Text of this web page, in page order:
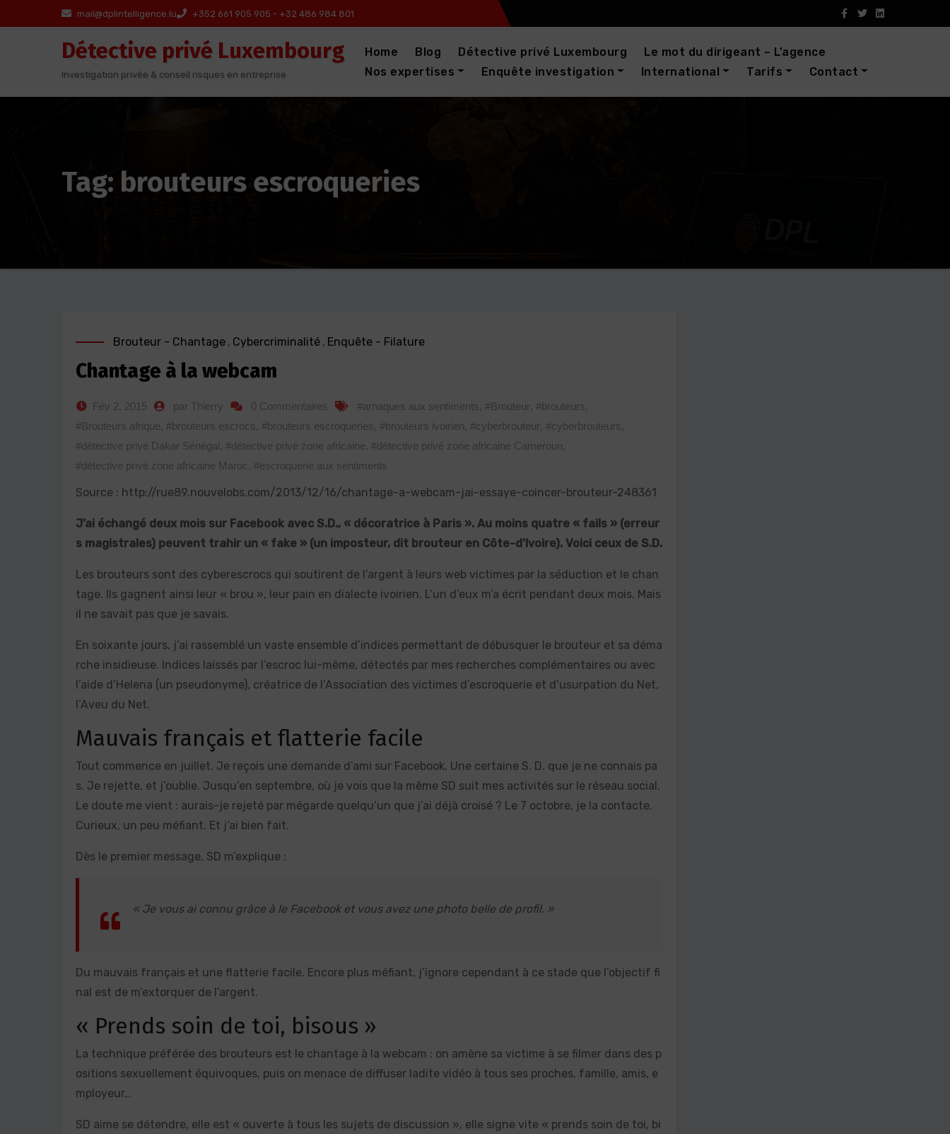
au
mail@dplintelligence.lu +352 661 905 905 - +32 486 984 801
Détective privé Luxembourg
Investigation privée & conseil risques en entreprise
Home Blog Détective privé Luxembourg
Le mot du dirigeant – L’agence
Nos expertises
Enquête investigation International Tarifs Contact
Tag: brouteurs escroqueries
Brouteur - Chantage , Cybercriminalité , Enquête - Filature
Chantage à la webcam
Fév 2, 2015 par Thierry 0 Commentaires #arnaques aux sentiments, #Brouteur, #brouteurs,
#Brouteurs afrique, #brouteurs escrocs, #brouteurs escroqueries, #brouteurs ivoirien, #cyberbrouteur, #cyberbrouteurs,
#détective privé Dakar Sénégal, #détective privé zone africaine, #détective privé zone africaine Cameroun,
#détective privé zone africaine Maroc, #escroquerie aux sentiments
Source : http://rue89.nouvelobs.com/2013/12/16/chantage-a-webcam-jai-essaye-coincer-brouteur-248361
J’ai échangé deux mois sur Facebook avec S.D., « décoratrice à Paris ». Au moins quatre « fails » (erreur
s magistrales) peuvent trahir un « fake » (un imposteur, dit brouteur en Côte-d’Ivoire). Voici ceux de S.D.
Les brouteurs sont des cyberescrocs qui soutirent de l’argent à leurs web victimes par la séduction et le chan
tage. Ils gagnent ainsi leur « brou », leur pain en dialecte ivoirien. L’un d’eux m’a écrit pendant deux mois. Mais
il ne savait pas que je savais.
En soixante jours, j’ai rassemblé un vaste ensemble d’indices permettant de débusquer le brouteur et sa déma
rche insidieuse. Indices laissés par l’escroc lui-même, détectés par mes recherches complémentaires ou avec
l’aide d’Helena (un pseudonyme), créatrice de l’Association des victimes d’escroquerie et d’usurpation du Net,
l’Aveu du Net.
Mauvais français et flatterie facile
Tout commence en juillet. Je reçois une demande d’ami sur Facebook. Une certaine S. D. que je ne connais pa
s. Je rejette, et j’oublie. Jusqu’en septembre, où je vois que la même SD suit mes activités sur le réseau social.
Le doute me vient : aurais-je rejeté par mégarde quelqu’un que j’ai déjà croisé ? Le 7 octobre, je la contacte.
Curieux, un peu méfiant. Et j’ai bien fait.
Dès le premier message, SD m’explique :
« Je vous ai connu grâce à le Facebook et vous avez une photo belle de profil. »
Du mauvais français et une flatterie facile. Encore plus méfiant, j’ignore cependant à ce stade que l’objectif fi
nal est de m’extorquer de l’argent.
« Prends soin de toi, bisous »
La technique préférée des brouteurs est le chantage à la webcam : on amène sa victime à se filmer dans des p
ositions sexuellement équivoques, puis on menace de diffuser ladite vidéo à tous ses proches, famille, amis, e
mployeur…
SD aime se détendre, elle est « ouverte à tous les sujets de discussion », elle signe vite « prends soin de toi, bi